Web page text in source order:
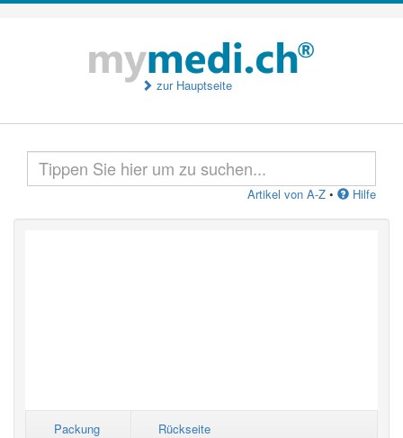
zur Hauptseite
Artikel von A-Z • Hilfe
Packung Rückseite